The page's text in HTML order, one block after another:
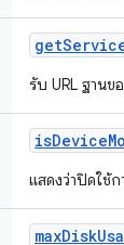
get
รับ URL ฐานข
isDevice
แสดงว่าปิดใช้
maxDisk